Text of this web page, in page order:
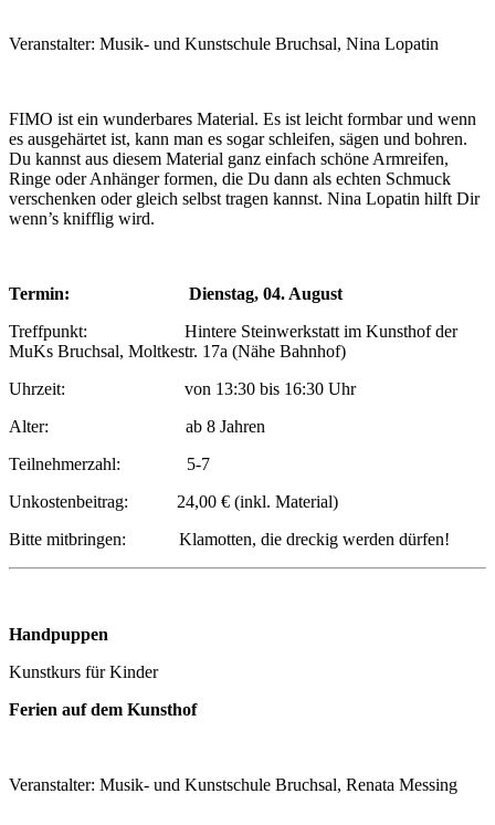
Veranstalter: Musik- und Kunstschule Bruchsal, Nina Lopatin
FIMO ist ein wunderbares Material. Es ist leicht formbar und wenn
es ausgehärtet ist, kann man es sogar schleifen, sägen und bohren.
Du kannst aus diesem Material ganz einfach schöne Armreifen,
Ringe oder Anhänger formen, die Du dann als echten Schmuck
verschenken oder gleich selbst tragen kannst. Nina Lopatin hilft Dir
wenn’s knifflig wird.
Termin: Dienstag, 04. August
Treffpunkt: Hintere Steinwerkstatt im Kunsthof der
MuKs Bruchsal, Moltkestr. 17a (Nähe Bahnhof)
Uhrzeit: von 13:30 bis 16:30 Uhr
Alter: ab 8 Jahren
Teilnehmerzahl: 5-7
Unkostenbeitrag: 24,00 € (inkl. Material)
Bitte mitbringen: Klamotten, die dreckig werden dürfen!
Handpuppen
Kunstkurs für Kinder
Ferien auf dem Kunsthof
Veranstalter: Musik- und Kunstschule Bruchsal, Renata Messing